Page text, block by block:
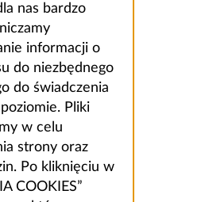
nas bardzo
informacji o
do niezbędnego
do świadczenia
Pliki
w celu
strony oraz
Po kliknięciu w
COOKIES”